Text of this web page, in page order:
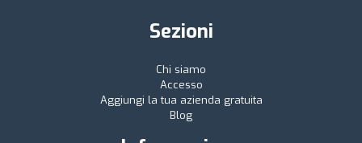
Sezioni
Chi siamo
Accesso
Aggiungi la tua azienda gratuita
Blog